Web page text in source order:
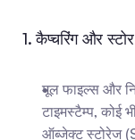
1. कैप्चरिंग और
मूल फाइल्स और
टाइमस्टैम्प, कोई
ऑब्जेक्ट स्टोरेज